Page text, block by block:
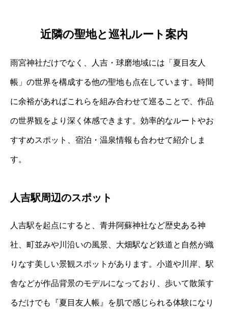
近隣の聖地と巡礼ルート案内
雨宮神社だけでなく、人吉・球磨地域には「夏目友人
帳」の世界を構成する他の聖地も点在しています。時間
に余裕があればこれらを組み合わせて巡ることで、作品
の世界観をより深く体感できます。効率的なルートやお
すすめスポット、宿泊・温泉情報も合わせて紹介しま
す。
人吉駅周辺のスポット
人吉駅を起点にすると、青井阿蘇神社など歴史ある神
社、町並みや川沿いの風景、大畑駅など鉄道と自然が織
りなす美しい景観スポットがあります。小道や川岸、駅
舎などが作品背景のモデルになっており、歩いて散策す
るだけでも『夏目友人帳』を肌で感じられる体験になり